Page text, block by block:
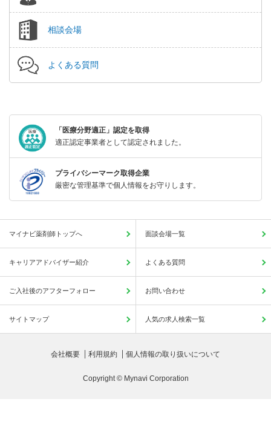
相談会場
よくある質問
「医療分野適正」認定を取得
適正認定事業者として認定されました。
プライバシーマーク取得企業
厳密な管理基準で個人情報をお守りします。
マイナビ薬剤師トップへ 面談会場一覧
キャリアアドバイザー紹介 よくある質問
ご入社後のアフターフォロー お問い合わせ
サイトマップ 人気の求人検索一覧
会社概要 利用規約 個人情報の取り扱いについて
Copyright © Mynavi Corporation